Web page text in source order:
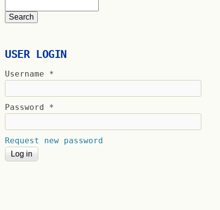
USER LOGIN
Username *
Password *
Request new password